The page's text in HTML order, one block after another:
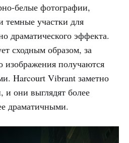
белые фотографии,
темные участки для
драматического эффекта.
сходным образом, за
изображения получаются
Harcourt Vibrant заметно
и они выглядят более
драматичными.